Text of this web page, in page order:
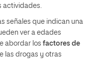
actividades.
señales que indican una
ver a edades
abordar los factores de
las drogas y otras